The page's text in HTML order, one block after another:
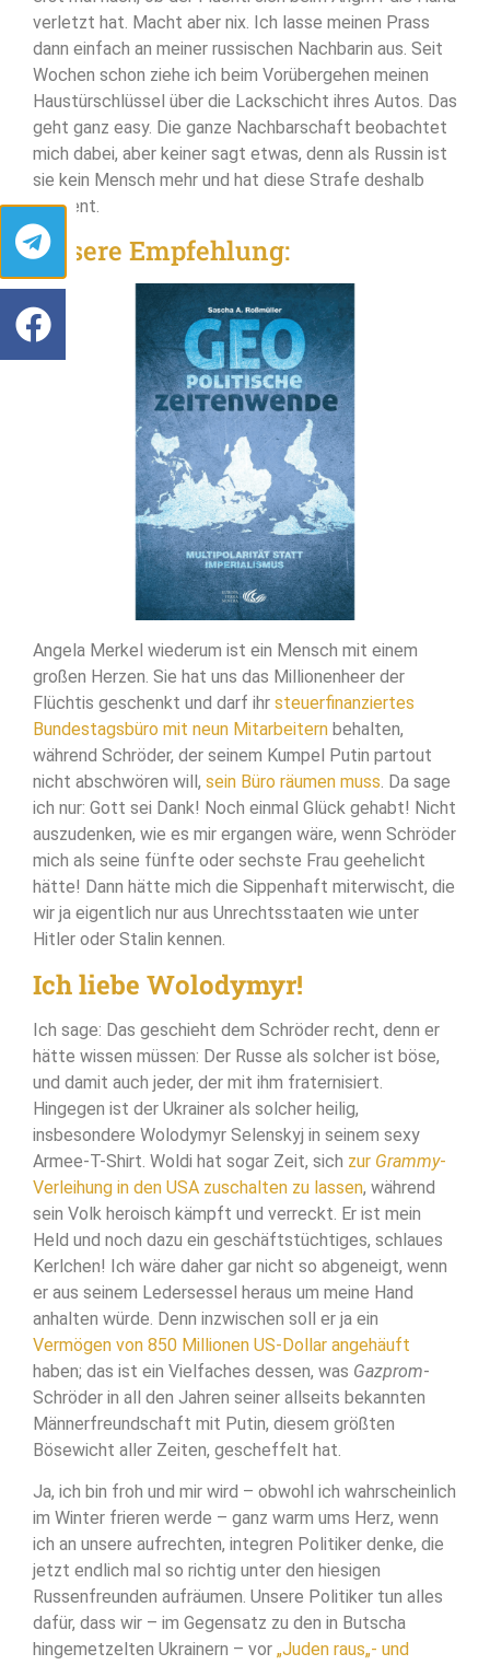
verletzt hat. Macht aber nix. Ich lasse meinen Prass
dann einfach an meiner russischen Nachbarin aus. Seit
Wochen schon ziehe ich beim Vorübergehen meinen
Haustürschlüssel über die Lackschicht ihres Autos. Das
geht ganz easy. Die ganze Nachbarschaft beobachtet
mich dabei, aber keiner sagt etwas, denn als Russin ist
sie kein Mensch mehr und hat diese Strafe deshalb
verdient.
Unsere Empfehlung:
Angela Merkel wiederum ist ein Mensch mit einem
großen Herzen. Sie hat uns das Millionenheer der
Flüchtis geschenkt und darf ihr steuerfinanziertes
Bundestagsbüro mit neun Mitarbeitern behalten,
während Schröder, der seinem Kumpel Putin partout
nicht abschwören will, sein Büro räumen muss. Da sage
ich nur: Gott sei Dank! Noch einmal Glück gehabt! Nicht
auszudenken, wie es mir ergangen wäre, wenn Schröder
mich als seine fünfte oder sechste Frau geehelicht
hätte! Dann hätte mich die Sippenhaft miterwischt, die
wir ja eigentlich nur aus Unrechtsstaaten wie unter
Hitler oder Stalin kennen.
Ich liebe Wolodymyr!
Ich sage: Das geschieht dem Schröder recht, denn er
hätte wissen müssen: Der Russe als solcher ist böse,
und damit auch jeder, der mit ihm fraternisiert.
Hingegen ist der Ukrainer als solcher heilig,
insbesondere Wolodymyr Selenskyj in seinem sexy
Armee-T-Shirt. Woldi hat sogar Zeit, sich zur Grammy-
Verleihung in den USA zuschalten zu lassen, während
sein Volk heroisch kämpft und verreckt. Er ist mein
Held und noch dazu ein geschäftstüchtiges, schlaues
Kerlchen! Ich wäre daher gar nicht so abgeneigt, wenn
er aus seinem Ledersessel heraus um meine Hand
anhalten würde. Denn inzwischen soll er ja ein
Vermögen von 850 Millionen US-Dollar angehäuft
haben; das ist ein Vielfaches dessen, was Gazprom-
Schröder in all den Jahren seiner allseits bekannten
Männerfreundschaft mit Putin, diesem größten
Bösewicht aller Zeiten, gescheffelt hat.
Ja, ich bin froh und mir wird – obwohl ich wahrscheinlich
im Winter frieren werde – ganz warm ums Herz, wenn
ich an unsere aufrechten, integren Politiker denke, die
jetzt endlich mal so richtig unter den hiesigen
Russenfreunden aufräumen. Unsere Politiker tun alles
dafür, dass wir – im Gegensatz zu den in Butscha
hingemetzelten Ukrainern – vor „Juden raus„- und